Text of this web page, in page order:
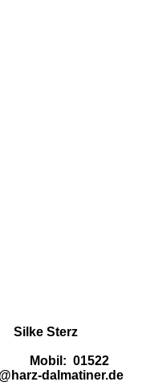
Sterz
41
Mobil: 01522
dalmatiner.de